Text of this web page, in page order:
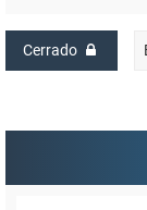
Cerrado